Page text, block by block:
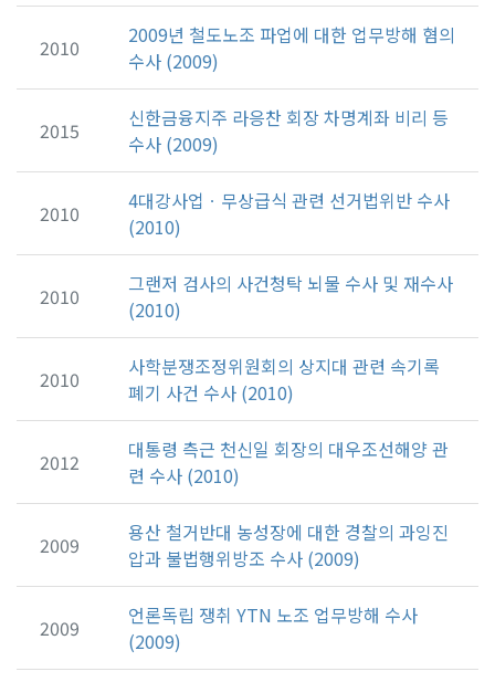
2010
2009년 철도노조 파업에 대한 업무방해 혐의
수사 (2009)
2015
신한금융지주 라응찬 회장 차명계좌 비리 등
수사 (2009)
2010
4대강사업ㆍ무상급식 관련 선거법위반 수사
(2010)
2010
그랜저 검사의 사건청탁 뇌물 수사 및 재수사
(2010)
2010
사학분쟁조정위원회의 상지대 관련 속기록
폐기 사건 수사 (2010)
2012
대통령 측근 천신일 회장의 대우조선해양 관
련 수사 (2010)
2009
용산 철거반대 농성장에 대한 경찰의 과잉진
압과 불법행위방조 수사 (2009)
2009
언론독립 쟁취 YTN 노조 업무방해 수사
(2009)